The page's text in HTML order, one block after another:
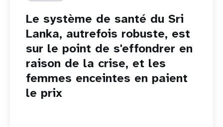
Le système de santé du Sri
Lanka, autrefois robuste, est
sur le point de s'effondrer en
raison de la crise, et les
femmes enceintes en paient
le prix